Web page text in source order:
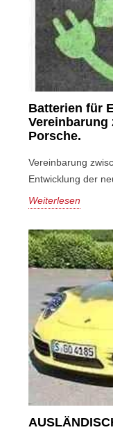
Batterien für
Vereinbarung
Porsche.
Vereinbarung
Entwicklung der
Weiterlesen